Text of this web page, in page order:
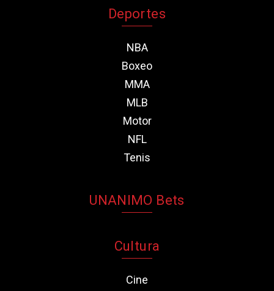
Deportes
NBA
Boxeo
MMA
MLB
Motor
NFL
Tenis
UNANIMO Bets
Cultura
Cine